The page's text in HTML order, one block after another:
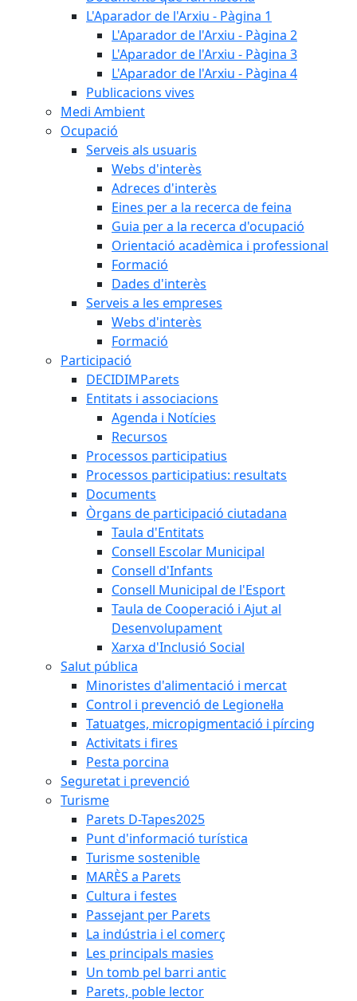
L'Aparador de l'Arxiu - Pàgina 1
L'Aparador de l'Arxiu - Pàgina 2
L'Aparador de l'Arxiu - Pàgina 3
L'Aparador de l'Arxiu - Pàgina 4
Publicacions vives
Medi Ambient
Ocupació
Serveis als usuaris
Webs d'interès
Adreces d'interès
Eines per a la recerca de feina
Guia per a la recerca d'ocupació
Orientació acadèmica i professional
Formació
Dades d'interès
Serveis a les empreses
Webs d'interès
Formació
Participació
DECIDIMParets
Entitats i associacions
Agenda i Notícies
Recursos
Processos participatius
Processos participatius: resultats
Documents
Òrgans de participació ciutadana
Taula d'Entitats
Consell Escolar Municipal
Consell d'Infants
Consell Municipal de l'Esport
Taula de Cooperació i Ajut al
Desenvolupament
Xarxa d'Inclusió Social
Salut pública
Minoristes d'alimentació i mercat
Control i prevenció de Legionel·la
Tatuatges, micropigmentació i pírcing
Activitats i fires
Pesta porcina
Seguretat i prevenció
Turisme
Parets D-Tapes2025
Punt d'informació turística
Turisme sostenible
MARÈS a Parets
Cultura i festes
Passejant per Parets
La indústria i el comerç
Les principals masies
Un tomb pel barri antic
Parets, poble lector